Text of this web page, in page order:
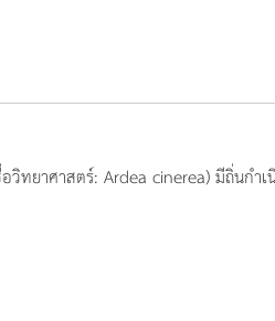
ทยาศาสตร์: Ardea cinerea) มีถิ่นกำเ